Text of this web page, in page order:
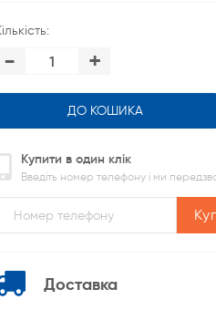
- +
ДО КОШИКА
Купити в один клік
Введіть номер телефону і ми
Доставка